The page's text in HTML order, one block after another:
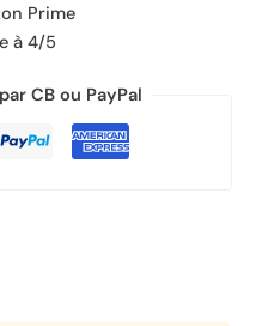
Prime
à 4/5
CB ou PayPal